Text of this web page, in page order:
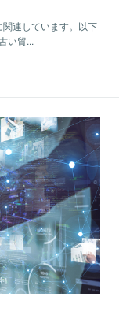
連しています。以下
い貿...